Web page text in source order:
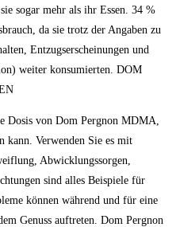
sogar mehr als ihr Essen. 34 %
da sie trotz der Angaben zu
Entzugserscheinungen und
weiter konsumierten. DOM
Dosis von Dom Pеrgnon MDMA,
kann. Verwenden Sie es mit
Abwicklungssorgen,
sind alles Beispiele für
können während und für eine
Genuss auftreten. Dom Pеrgnоn